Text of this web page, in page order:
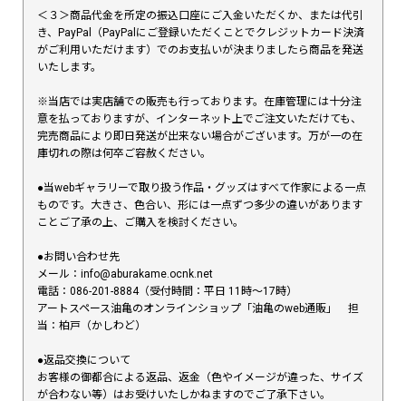
＜３＞商品代金を所定の振込口座にご入金いただくか、または代引
き、PayPal（PayPalにご登録いただくことでクレジットカード決済
がご利用いただけます）でのお支払いが決まりましたら商品を発送
いたします。
※当店では実店舗での販売も行っております。在庫管理には十分注
意を払っておりますが、インターネット上でご注文いただけても、
完売商品により即日発送が出来ない場合がございます。万が一の在
庫切れの際は何卒ご容赦ください。
●当webギャラリーで取り扱う作品・グッズはすべて作家による一点
ものです。大きさ、色合い、形には一点ずつ多少の違いがあります
ことご了承の上、ご購入を検討ください。
●お問い合わせ先
メール：info@aburakame.ocnk.net
電話：086-201-8884（受付時間：平日 11時〜17時）
アートスペース油亀のオンラインショップ「油亀のweb通販」 担
当：柏戸（かしわど）
●返品交換について
お客様の御都合による返品、返金（色やイメージが違った、サイズ
が合わない等）はお受けいたしかねますのでご了承下さい。